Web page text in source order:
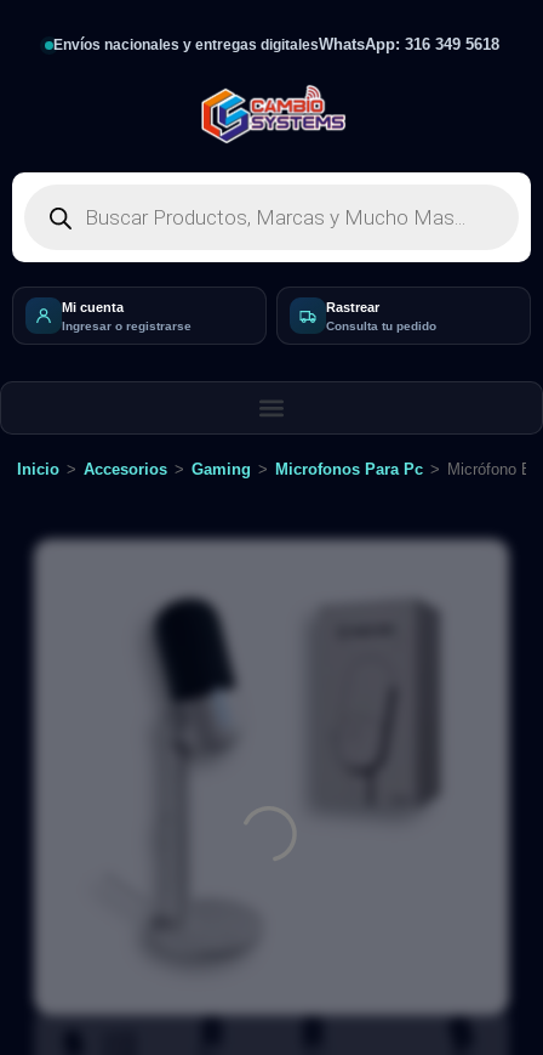
Envíos nacionales y entregas digitalesWhatsApp: 316 349 5618
Mi cuenta
Ingresar o registrarse
Rastrear
Consulta tu pedido
Inicio > Accesorios > Gaming > Microfonos Para Pc > Micrófono